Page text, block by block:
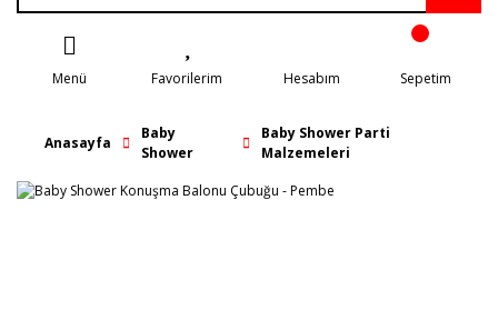
Menü Favorilerim Hesabım Sepetim
Anasayfa
Baby
Shower
Baby Shower Parti
Malzemeleri